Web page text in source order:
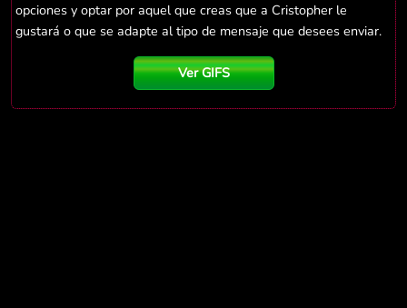
opciones y optar por aquel que creas que a Cristopher le
gustará o que se adapte al tipo de mensaje que desees enviar.
Ver GIFS